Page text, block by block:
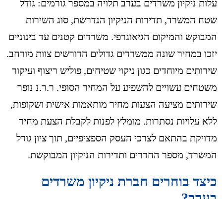
עלות ניקיון משרדים בערב תלויה במספר גורמים: גודל
שטח המשרד, תדירות הניקיון הנדרשת, סוג השירות
המבוקש והמיקום הגיאוגרפי. משרדים קטנים עד בינוניים
יזכו במחיר שונה ממשרדים גדולים הדורשים צוות מורחב.
שירותים מיוחדים כגון ניקוי שטיחים, פוליש ריצוף ועיקור
משטחים עשויים להשפיע על המחיר הסופי. ר.ר.נ נופר
שירותים מציעה הצעות מחיר מותאמות אישית ושקופות,
ללא עלויות נסתרות. מומלץ לפנות לקבלת הצעת מחיר
מדויקת בהתאם לצרכי העסק הספציפיים, תוך ציון גודל
המשרד, מספר החדרים ותדירות הניקיון המבוקשת.
כיצד בוחרים חברת ניקיון משרדים